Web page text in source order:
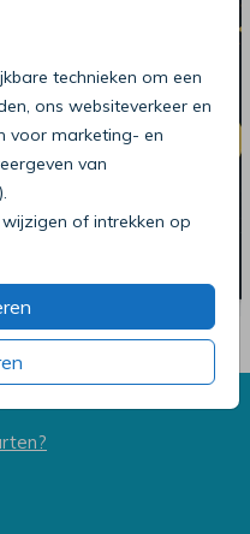
technieken om een
ons websiteverkeer en
voor marketing- en
van
of intrekken op